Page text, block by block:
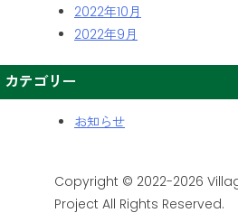
2022年10月
2022年9月
カテゴリー
お知らせ
Copyright © 2022-2026
Project All Rights Reserved.